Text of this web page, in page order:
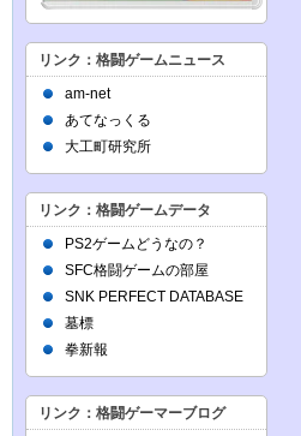
リンク：格闘ゲームニュース
am-net
あてなっくる
大工町研究所
リンク：格闘ゲームデータ
PS2ゲームどうなの？
SFC格闘ゲームの部屋
SNK PERFECT DATABASE
墓標
拳新報
リンク：格闘ゲーマーブログ